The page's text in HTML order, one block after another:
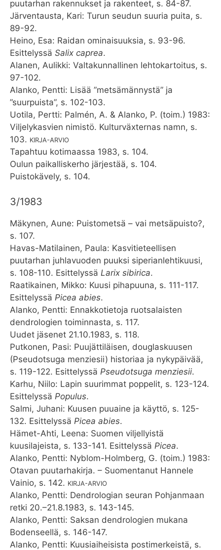
puutarhan rakennukset ja rakenteet, s. 84-87.
Järventausta, Kari: Turun seudun suuria puita, s.
89-92.
Heino, Esa: Raidan ominaisuuksia, s. 93-96.
Esittelyssä Salix caprea.
Alanen, Aulikki: Valtakunnallinen lehtokartoitus, s.
97-102.
Alanko, Pentti: Lisää ”metsämännystä” ja
”suurpuista”, s. 102-103.
Uotila, Pertti: Palmén, A. & Alanko, P. (toim.) 1983:
Viljelykasvien nimistö. Kulturväxternas namn, s.
103. KIRJA-ARVIO
Tapahtuu kotimaassa 1983, s. 104.
Oulun paikalliskerho järjestää, s. 104.
Puistokävely, s. 104.
3/1983
Mäkynen, Aune: Puistometsä – vai metsäpuisto?,
s. 107.
Havas-Matilainen, Paula: Kasvitieteellisen
puutarhan juhlavuoden puuksi siperianlehtikuusi,
s. 108-110. Esittelyssä Larix sibirica.
Raatikainen, Mikko: Kuusi pihapuuna, s. 111-117.
Esittelyssä Picea abies.
Alanko, Pentti: Ennakkotietoja ruotsalaisten
dendrologien toiminnasta, s. 117.
Uudet jäsenet 21.10.1983, s. 118.
Putkonen, Pasi: Puujättiläisen, douglaskuusen
(Pseudotsuga menziesii) historiaa ja nykypäivää,
s. 119-122. Esittelyssä Pseudotsuga menziesii.
Karhu, Niilo: Lapin suurimmat poppelit, s. 123-124.
Esittelyssä Populus.
Salmi, Juhani: Kuusen puuaine ja käyttö, s. 125-
132. Esittelyssä Picea abies.
Hämet-Ahti, Leena: Suomen viljellyistä
kuusilajeista, s. 133-141. Esittelyssä Picea.
Alanko, Pentti: Nyblom-Holmberg, G. (toim.) 1983:
Otavan puutarhakirja. – Suomentanut Hannele
Vainio, s. 142. KIRJA-ARVIO
Alanko, Pentti: Dendrologian seuran Pohjanmaan
retki 20.–21.8.1983, s. 143-145.
Alanko, Pentti: Saksan dendrologien mukana
Bodenseellä, s. 146-147.
Alanko, Pentti: Kuusiaiheisista postimerkeistä, s.